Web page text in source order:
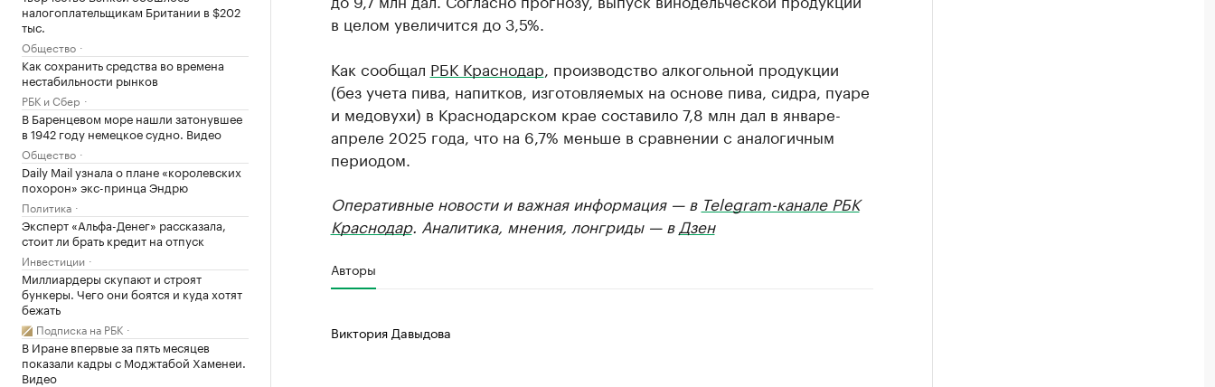
налогоплательщикам Британии в $202
тыс.
Общество
Как сохранить средства во времена
нестабильности рынков
РБК и Сбер
В Баренцевом море нашли затонувшее
в 1942 году немецкое судно. Видео
Общество
Daily Mail узнала о плане «королевских
похорон» экс-принца Эндрю
Политика
Эксперт «Альфа-Денег» рассказала,
стоит ли брать кредит на отпуск
Инвестиции
Миллиардеры скупают и строят
бункеры. Чего они боятся и куда хотят
бежать
Подписка на РБК
В Иране впервые за пять месяцев
показали кадры с Моджтабой Хаменеи.
Видео
в целом увеличится до 3,5%.
Как сообщал РБК Краснодар , производство алкогольной продукции
(без учета пива, напитков, изготовляемых на основе пива, сидра, пуаре
и медовухи) в Краснодарском крае составило 7,8 млн дал в январе-
апреле 2025 года, что на 6,7% меньше в сравнении с аналогичным
периодом.
Оперативные новости и важная информация — в Telegram-канале РБК
Краснодар. Аналитика, мнения, лонгриды — в Дзен
Авторы
Виктория Давыдова